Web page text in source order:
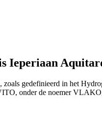
Ieperiaan
zoals gedefinieerd in het
onder de noemer